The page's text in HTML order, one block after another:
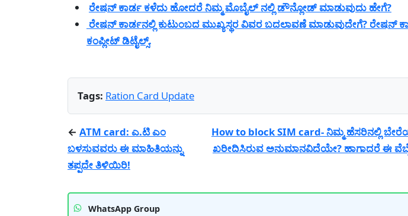
ರೇಷನ್ ಕಾರ್ಡ ಕಳೆದು ಹೋದರೆ ನಿಮ್ಮ ಮೊಬೈಲ್ ನಲ್ಲಿ ಡೌನ್ಲೋಡ್ ಮಾಡುವುದು ಹೇಗೆ?
ರೇಷನ್ ಕಾರ್ಡನಲ್ಲಿ ಕುಟುಂಬದ ಮುಖ್ಯಸ್ಥರ ವಿವರ ಬದಲಾವಣೆ ಮಾಡುವುದೇಗೆ? ರೇಷನ್
ಕಂಪ್ಲೀಟ್ ಡಿಟೈಲ್ಸ್.
Tags: Ration Card Update
← ATM card: ಎ.ಟಿ ಎಂ
ಬಳಸುವವರು ಈ ಮಾಹಿತಿಯನ್ನು
ತಪ್ಪದೇ ತಿಳಿಯಿರಿ!
How to block SIM card- ನಿಮ್ಮ ಹೆಸರಿನಲ್ಲಿ
ಖರೀದಿಸಿರುವ ಅನುಮಾನವಿದೆಯೇ? ಹಾಗಾದರೆ ಈ
WhatsApp Group